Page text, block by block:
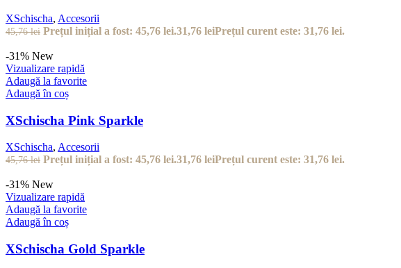
XSchischa, Accesorii
45,76lei Prețul inițial a fost: 45,76 lei.31,76 leiPrețul curent este: 31,76 lei.
-31% New
Vizualizare rapidă
Adaugă la favorite
Adaugă în coș
XSchischa Pink Sparkle
XSchischa, Accesorii
45,76lei Prețul inițial a fost: 45,76 lei.31,76 leiPrețul curent este: 31,76 lei.
-31% New
Vizualizare rapidă
Adaugă la favorite
Adaugă în coș
XSchischa Gold Sparkle